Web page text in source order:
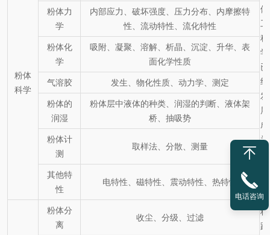
粉体
科学
粉体力
学
内部应力、破坏强度、压力分布、内摩擦特
性、流动特性、流化特性
粉体化
学
吸附、凝聚、溶解、析晶、沉淀、升华、表
面化学性质
气溶胶 发生、物化性质、动力学、测定
粉体的
润湿
粉体层中液体的种类、润湿的判断、液体架
桥、抽吸势
粉体计
测
取样法、分散、测量
其他特
性
电特性、磁特性、震动特性、热特性
粉体分
离
收尘、分级、过滤
体
工
程
学
已
经
发
展
成
为
学
跨
电话咨询